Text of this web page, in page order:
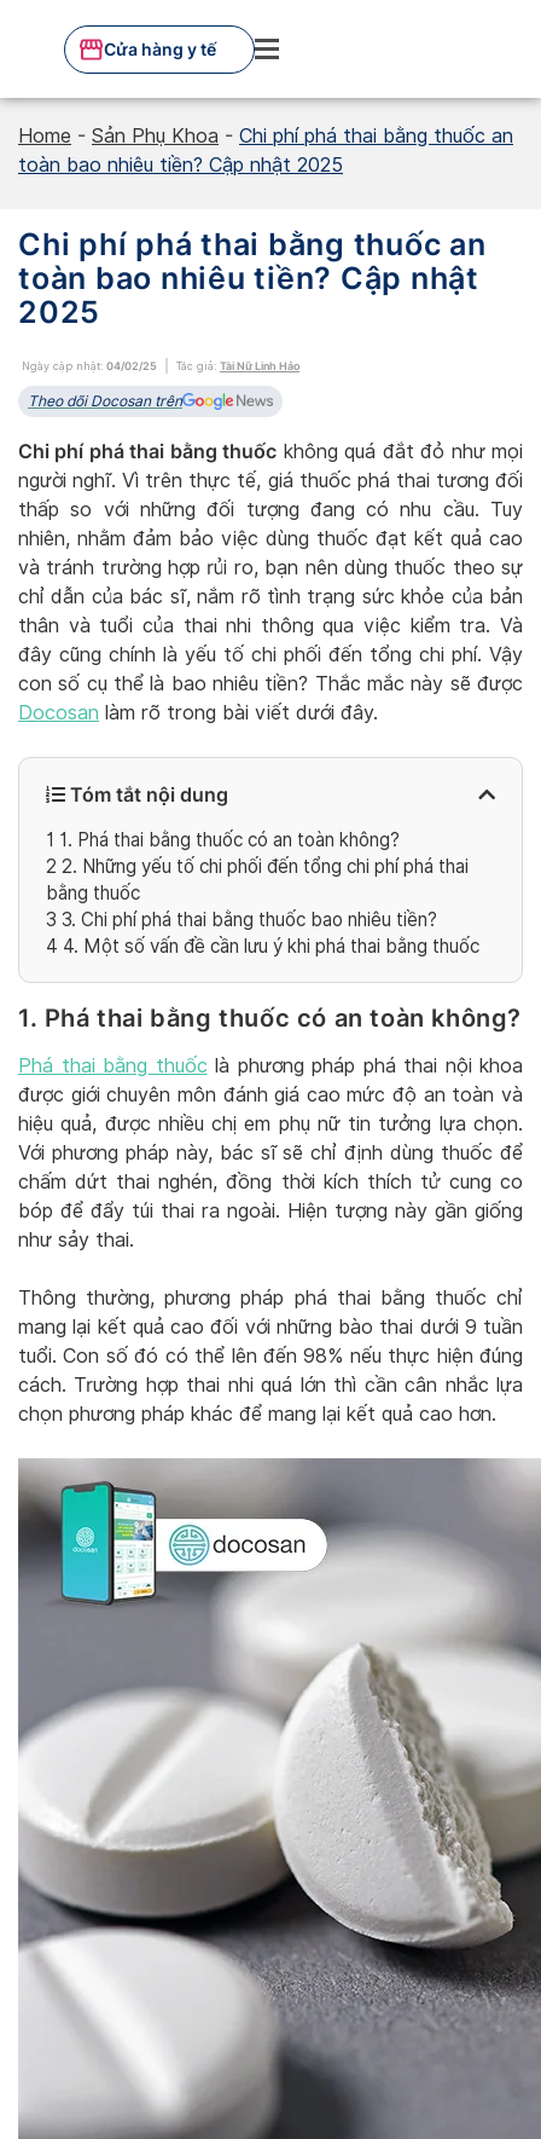
content
Cửa hàng y tế
Home - Sản Phụ Khoa - Chi phí phá thai bằng thuốc an
toàn bao nhiêu tiền? Cập nhật 2025
Chi phí phá thai bằng thuốc an
toàn bao nhiêu tiền? Cập nhật
2025
Ngày cập nhật: 04/02/25 Tác giả: Tài Nữ Linh Hảo
Theo dõi Docosan trên
Chi phí phá thai bằng thuốc không quá đắt đỏ như mọi
người nghĩ. Vì trên thực tế, giá thuốc phá thai tương đối
thấp so với những đối tượng đang có nhu cầu. Tuy
nhiên, nhằm đảm bảo việc dùng thuốc đạt kết quả cao
và tránh trường hợp rủi ro, bạn nên dùng thuốc theo sự
chỉ dẫn của bác sĩ, nắm rõ tình trạng sức khỏe của bản
thân và tuổi của thai nhi thông qua việc kiểm tra. Và
đây cũng chính là yếu tố chi phối đến tổng chi phí. Vậy
con số cụ thể là bao nhiêu tiền? Thắc mắc này sẽ được
Docosan làm rõ trong bài viết dưới đây.
Tóm tắt nội dung
1 1. Phá thai bằng thuốc có an toàn không?
2 2. Những yếu tố chi phối đến tổng chi phí phá thai
bằng thuốc
3 3. Chi phí phá thai bằng thuốc bao nhiêu tiền?
4 4. Một số vấn đề cần lưu ý khi phá thai bằng thuốc
1. Phá thai bằng thuốc có an toàn không?
Phá thai bằng thuốc là phương pháp phá thai nội khoa
được giới chuyên môn đánh giá cao mức độ an toàn và
hiệu quả, được nhiều chị em phụ nữ tin tưởng lựa chọn.
Với phương pháp này, bác sĩ sẽ chỉ định dùng thuốc để
chấm dứt thai nghén, đồng thời kích thích tử cung co
bóp để đẩy túi thai ra ngoài. Hiện tượng này gần giống
như sảy thai.
Thông thường, phương pháp phá thai bằng thuốc chỉ
mang lại kết quả cao đối với những bào thai dưới 9 tuần
tuổi. Con số đó có thể lên đến 98% nếu thực hiện đúng
cách. Trường hợp thai nhi quá lớn thì cần cân nhắc lựa
chọn phương pháp khác để mang lại kết quả cao hơn.